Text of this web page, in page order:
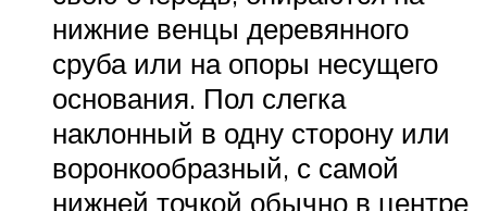
нижние венцы деревянного
сруба или на опоры несущего
основания. Пол слегка
наклонный в одну сторону или
воронкообразный, с самой
нижней точкой обычно в центре